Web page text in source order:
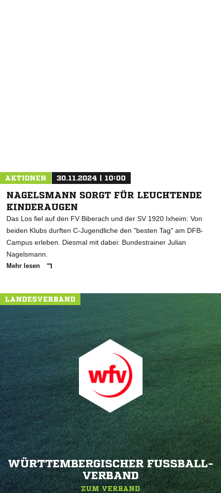
AKTIONEN 30.11.2024 | 10:00
NAGELSMANN SORGT FÜR LEUCHTENDE
KINDERAUGEN
Das Los fiel auf den FV Biberach und der SV 1920 Ixheim: Von
beiden Klubs durften C-Jugendliche den "besten Tag" am DFB-
Campus erleben. Diesmal mit dabei: Bundestrainer Julian
Nagelsmann.
Mehr lesen
LANDESVERBAND
WÜRTTEMBERGISCHER FUSSBALL-V
ERBAND
ZUM VERBAND